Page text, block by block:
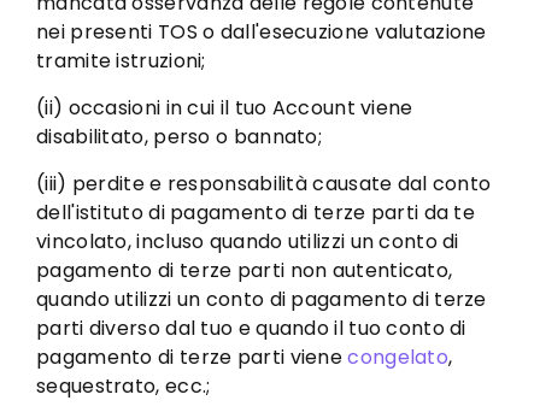
nei presenti TOS o dall'esecuzione valutazione
tramite istruzioni;
(ii) occasioni in cui il tuo Account viene
disabilitato, perso o bannato;
(iii) perdite e responsabilità causate dal conto
dell'istituto di pagamento di terze parti da te
vincolato, incluso quando utilizzi un conto di
pagamento di terze parti non autenticato,
quando utilizzi un conto di pagamento di terze
parti diverso dal tuo e quando il tuo conto di
pagamento di terze parti vienecongelato,
sequestrato, ecc.;